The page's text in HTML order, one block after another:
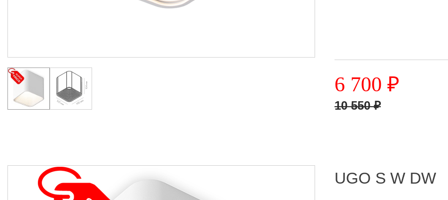
6 700 ₽
10 550₽
UGO S W DW